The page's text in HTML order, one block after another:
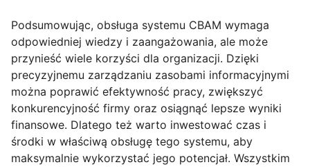
Podsumowując, obsługa systemu CBAM wymaga
odpowiedniej wiedzy i zaangażowania, ale może
przynieść wiele korzyści dla organizacji. Dzięki
precyzyjnemu zarządzaniu zasobami informacyjnymi
można poprawić efektywność pracy, zwiększyć
konkurencyjność firmy oraz osiągnąć lepsze wyniki
finansowe. Dlatego też warto inwestować czas i
środki w właściwą obsługę tego systemu, aby
maksymalnie wykorzystać jego potencjał. Wszystkim